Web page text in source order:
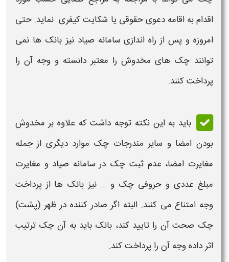
اقدام به اقامه دعوی حقوقی یا شکایت کیفری نماید. حتی
امروزه و پس از راه اندازی سامانه صیاد نیز بانک ها نمی
توانند چک های مخدوش را معتبر دانسته و وجه آن را
پرداخت کنند.
باید به این نکته توجه داشت که علاوه بر مخدوش
بودن امضا و سایر مندرجات چک موارد دیگری از جمله
مغایرت امضا، عدم ثبت چک در سامانه صیاد و مغایرت
مبلغ عددی و حروفی چک و ... نیز بانک ها از پرداخت
وجه امتناع می کنند. البته اگر صادر کننده در ظهر (پشت)
چک صحت آن را تایید کند، بانک باید به آن چک ترتیب
اثر داده وجه آن را پرداخت کند.